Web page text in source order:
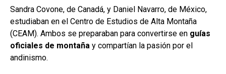
Sandra Covone, de Canadá, y Daniel Navarro, de México,
estudiaban en el Centro de Estudios de Alta Montaña
(CEAM). Ambos se preparaban para convertirse en guías
oficiales de montaña y compartían la pasión por el
andinismo.